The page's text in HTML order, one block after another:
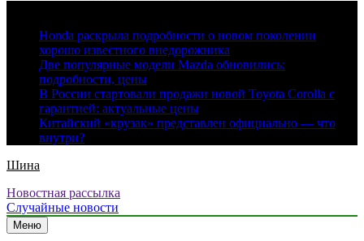
Honda раскрыла подробности о новом поколении
хорошо известного внедорожника
Две популярные модели Mazda обновились:
подробности, цены
В России стартовали продажи новой Toyota Corolla с
гарантией: актуальные цены
Китайский «крузак» представлен официально — что
внутри?
Шина
Новостная рассылка
Случайные новости
Меню